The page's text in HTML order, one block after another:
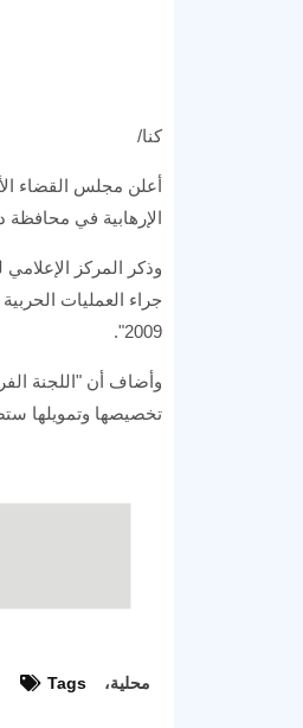
كنا/
أعلن مجلس القضاء
الإرهابية في محافظة
وذكر المركز
2009".
تخصيصها وتمويلها
Tags محلية،